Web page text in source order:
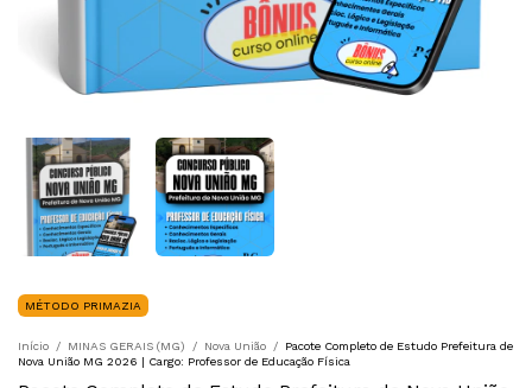
MÉTODO PRIMAZIA
Início / MINAS GERAIS (MG) / Nova União /
Pacote Completo de Estudo Prefeitura de
Nova União MG 2026 | Cargo: Professor de Educação Física